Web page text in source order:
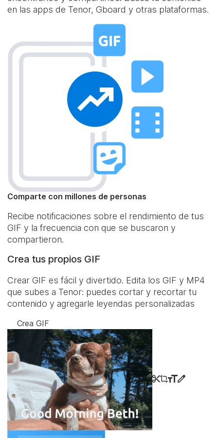
en las apps de Tenor, Gboard y otras plataformas.
Comparte con millones de personas
Recibe notificaciones sobre el rendimiento de tus
GIF y la frecuencia con que se buscaron y
compartieron.
Crea tus propios GIF
Crear GIF es fácil y divertido. Edita los GIF y MP4
que subes a Tenor: puedes cortar y recortar tu
contenido y agregarle leyendas personalizadas
Crea GIF